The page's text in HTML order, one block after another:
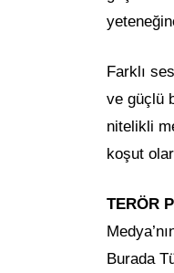
Farklı
ve güçlü
nitelikli
koşut
TERÖR
Burada